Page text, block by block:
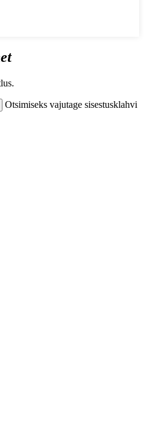
Otsimiseks vajutage sisestusklahvi